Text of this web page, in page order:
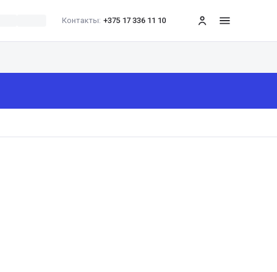
Контакты: +375 17 336 11 10 меню